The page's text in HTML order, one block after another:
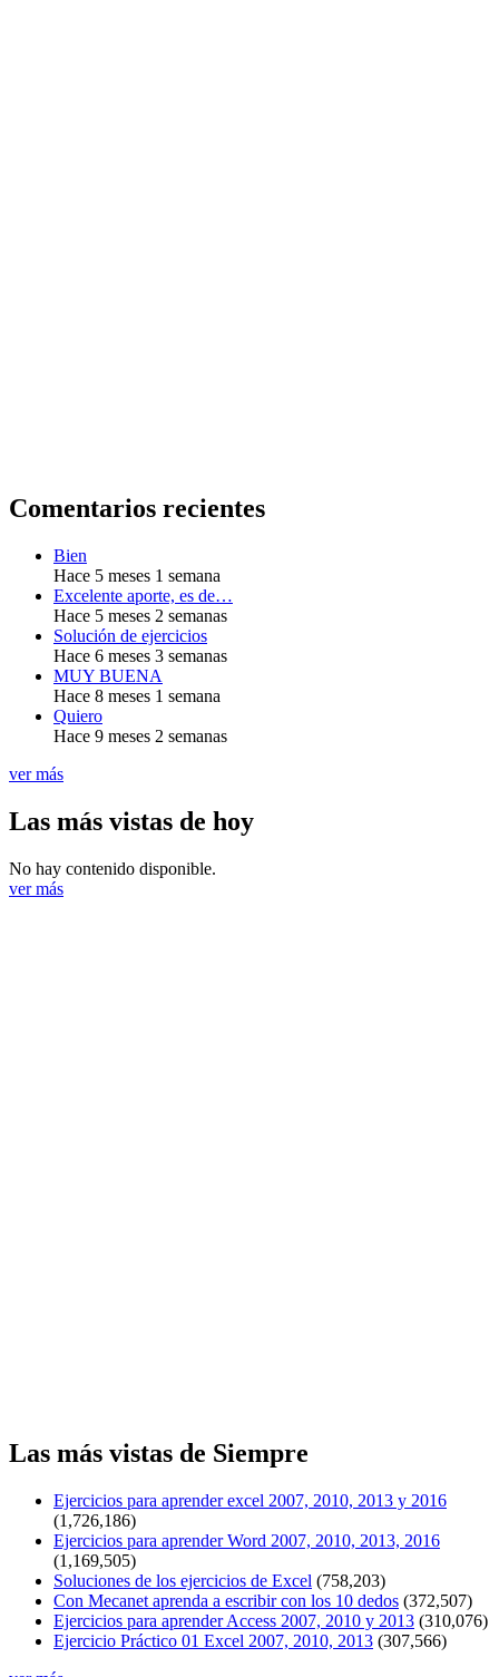
Comentarios recientes
Bien
Hace 5 meses 1 semana
Excelente aporte, es de…
Hace 5 meses 2 semanas
Solución de ejercicios
Hace 6 meses 3 semanas
MUY BUENA
Hace 8 meses 1 semana
Quiero
Hace 9 meses 2 semanas
ver más
Las más vistas de hoy
No hay contenido disponible.
ver más
Las más vistas de Siempre
Ejercicios para aprender excel 2007, 2010, 2013 y 2016
(1,726,186)
Ejercicios para aprender Word 2007, 2010, 2013, 2016
(1,169,505)
Soluciones de los ejercicios de Excel (758,203)
Con Mecanet aprenda a escribir con los 10 dedos (372,507)
Ejercicios para aprender Access 2007, 2010 y 2013 (310,076)
Ejercicio Práctico 01 Excel 2007, 2010, 2013 (307,566)